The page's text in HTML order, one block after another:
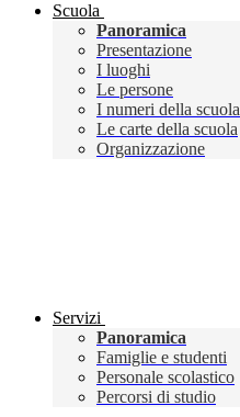
Scuola
Panoramica
Presentazione
I luoghi
Le persone
I numeri della scuola
Le carte della scuola
Organizzazione
Servizi
Panoramica
Famiglie e studenti
Personale scolastico
Percorsi di studio